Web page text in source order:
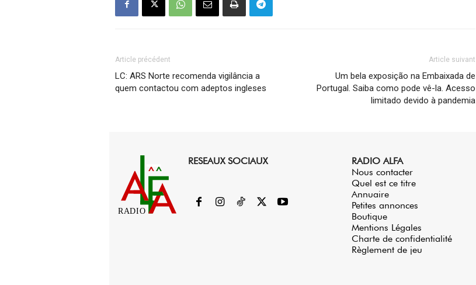
Article précédent
LC: ARS Norte recomenda vigilância a
quem contactou com adeptos ingleses
Article suivant
Um bela exposição na Embaixada de
Portugal. Saiba como pode vê-la. Acesso
limitado devido à pandemia
RADIO
RESEAUX SOCIAUX
RADIO ALFA
Nous contacter
Quel est ce titre
Annuaire
Petites annonces
Boutique
Mentions Légales
Charte de confidentialité
Règlement de jeu